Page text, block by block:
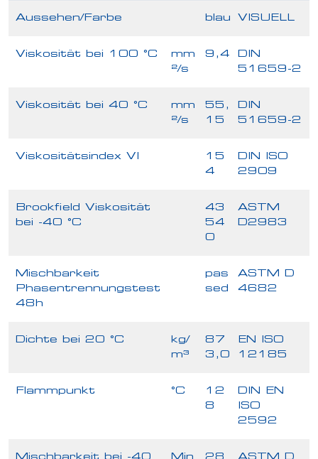
Aussehen/Farbe blau VISUELL
Viskosität bei 100 °C
mm
²/s
9,4
DIN
51659-2
Viskosität bei 40 °C
mm
²/s
55,
15
DIN
51659-2
Viskositätsindex VI
15
4
DIN ISO
2909
Brookfield Viskosität
bei -40 °C
43
54
0
ASTM
D2983
Mischbarkeit
Phasentrennungstest
48h
pas
sed
ASTM D
4682
Dichte bei 20 °C
kg/
m³
87
3,0
EN ISO
12185
Flammpunkt °C
12
8
DIN EN
ISO
2592
Mischbarkeit bei -40
Min
28
ASTM D